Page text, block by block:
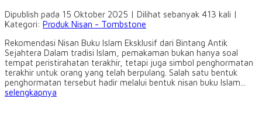
Dipublish pada 15 Oktober 2025 | Dilihat sebanyak 413 kali |
Kategori: Produk Nisan - Tombstone
Rekomendasi Nisan Buku Islam Eksklusif dari Bintang Antik
Sejahtera Dalam tradisi Islam, pemakaman bukan hanya soal
tempat peristirahatan terakhir, tetapi juga simbol penghormatan
terakhir untuk orang yang telah berpulang. Salah satu bentuk
penghormatan tersebut hadir melalui bentuk nisan buku Islam...
selengkapnya